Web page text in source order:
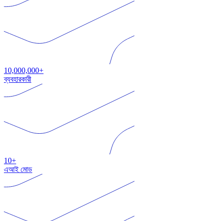
10,000,000+
ব্যবহারকারী
10+
এআই মোড